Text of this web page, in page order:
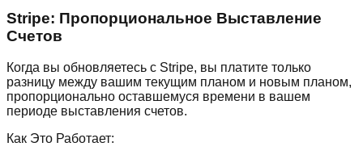
Stripe: Пропорциональное Выставление
Счетов
Когда вы обновляетесь с Stripe, вы платите только
разницу между вашим текущим планом и новым планом,
пропорционально оставшемуся времени в вашем
периоде выставления счетов.
Как Это Работает: